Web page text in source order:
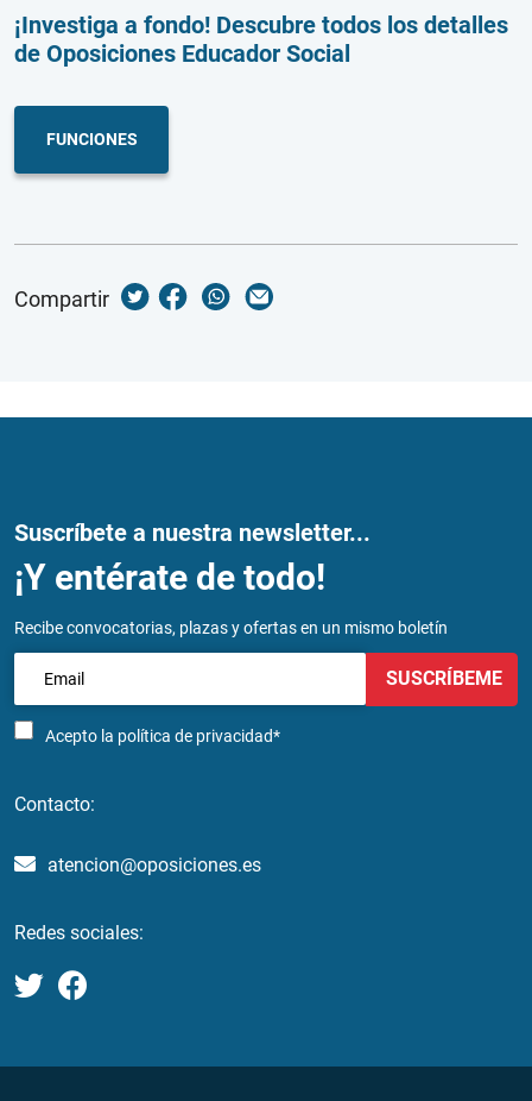
¡Investiga a fondo! Descubre todos los detalles
de Oposiciones Educador Social
FUNCIONES
Compartir
Suscríbete a nuestra newsletter...
¡Y entérate de todo!
Recibe convocatorias, plazas y ofertas en un mismo boletín
Acepto la política de privacidad*
SUSCRÍBEME
Contacto:
atencion@oposiciones.es
Redes sociales: